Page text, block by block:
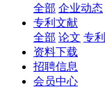
全部 企业动态
专利文献
全部 论文 专利
资料下载
招聘信息
会员中心